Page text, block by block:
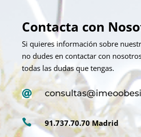
Contacta con
Si quieres información sobre
no dudes en contactar con
todas las dudas que tengas.


91.737.70.70 Madrid